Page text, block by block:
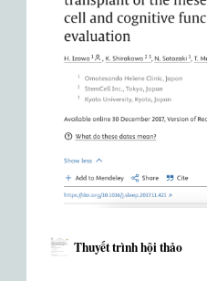
Thuyết trình hội thảo